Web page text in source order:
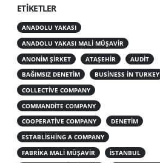
ETIKETLER
ANADOLU YAKASI
ANADOLU YAKASI MALI MÜŞAVIR
ANONIM ŞIRKET
ATAŞEHIR
AUDIT
BAĞIMSIZ DENETIM
BUSINESS IN TURKEY
COLLECTIVE COMPANY
COMMANDITE COMPANY
COOPERATIVE COMPANY
DENETIM
ESTABLISHING A COMPANY
FABRIKA MALI MÜŞAVIR
ISTANBUL